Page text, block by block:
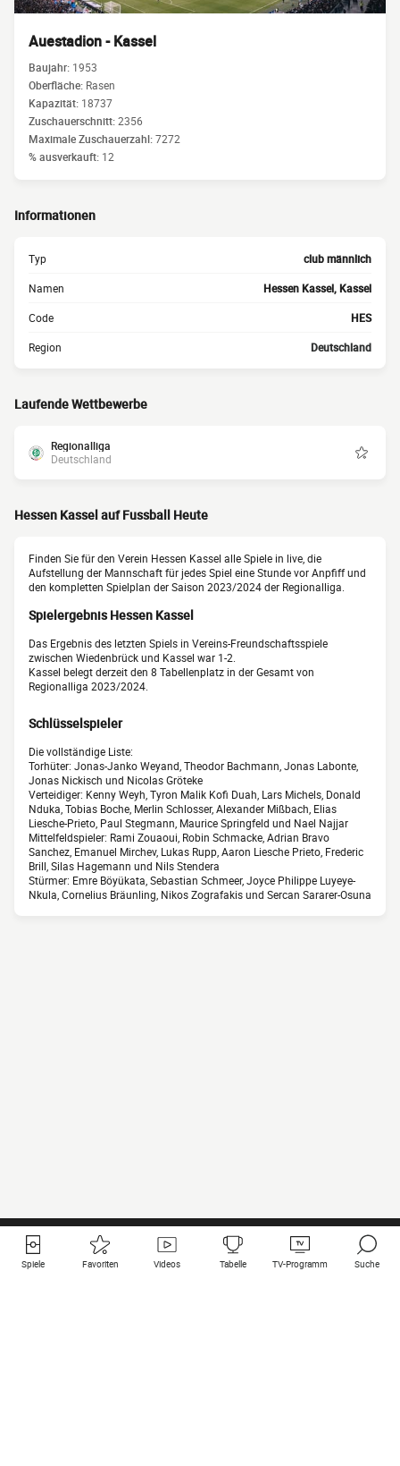
Auestadion - Kassel
Baujahr: 1953
Oberfläche: Rasen
Kapazität: 18737
Zuschauerschnitt:2356
Maximale Zuschauerzahl:7272
% ausverkauft: 12
Informationen
Typ club männlich
Namen Hessen Kassel, Kassel
Code HES
Region Deutschland
Laufende Wettbewerbe
Regionalliga
Deutschland
Hessen Kassel auf Fussball Heute
Finden Sie für den Verein Hessen Kassel alle Spiele in live, die
Aufstellung der Mannschaft für jedes Spiel eine Stunde vor Anpfiff und
den kompletten Spielplan der Saison 2023/2024 der Regionalliga.
Spielergebnis Hessen Kassel
Das Ergebnis des letzten Spiels in Vereins-Freundschaftsspiele
zwischen Wiedenbrück und Kassel war 1-2.
Kassel belegt derzeit den 8 Tabellenplatz in der Gesamt von
Regionalliga 2023/2024.
Schlüsselspieler
Die vollständige Liste:
Torhüter: Jonas-Janko Weyand, Theodor Bachmann, Jonas Labonte,
Jonas Nickisch und Nicolas Gröteke
Verteidiger: Kenny Weyh, Tyron Malik Kofi Duah, Lars Michels, Donald
Nduka, Tobias Boche, Merlin Schlosser, Alexander Mißbach, Elias
Liesche-Prieto, Paul Stegmann, Maurice Springfeld und Nael Najjar
Mittelfeldspieler: Rami Zouaoui, Robin Schmacke, Adrian Bravo
Sanchez, Emanuel Mirchev, Lukas Rupp, Aaron Liesche Prieto, Frederic
Brill, Silas Hagemann und Nils Stendera
Stürmer: Emre Böyükata, Sebastian Schmeer, Joyce Philippe Luyeye-
Nkula, Cornelius Bräunling, Nikos Zografakis und Sercan Sararer-Osuna
Spiele Favoriten Videos Tabelle TV-Programm Suche